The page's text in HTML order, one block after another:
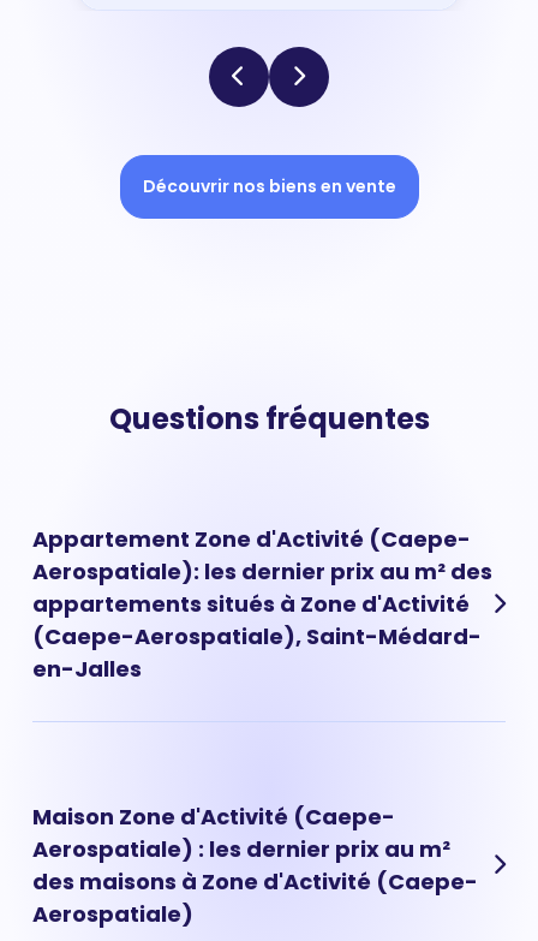
Découvrir nos biens en vente
Questions fréquentes
Appartement Zone d'Activité (Caepe-
Aerospatiale): les dernier prix au m² des
appartements situés à Zone d'Activité
(Caepe-Aerospatiale), Saint-Médard-
en-Jalles
années. Aujourd'hui, le prix d'un appartement situé à
Zone d'Activité (Caepe-Aerospatiale) est de 0 € au m²
en moyenne.
Maison Zone d'Activité (Caepe-
Aerospatiale) : les dernier prix au m²
des maisons à Zone d'Activité (Caepe-
Aerospatiale)